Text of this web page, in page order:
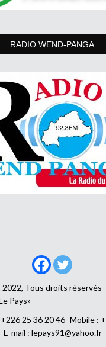
RADIO WEND-PANGA
Tous droits réservés-
Pays»
25 36 20 46- Mobile :
E-mail : lepays91@yahoo.fr